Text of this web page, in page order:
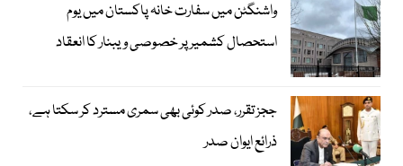
واشنگٹن میں سفارت خانہ پاکستان میں یوم
استحصال کشمیر پر خصوصی ویبنار کا انعقاد
ججز تقرر، صدر کوئی بھی سمری مسترد کر سکتا ہے،
ذرائع ایوان صدر